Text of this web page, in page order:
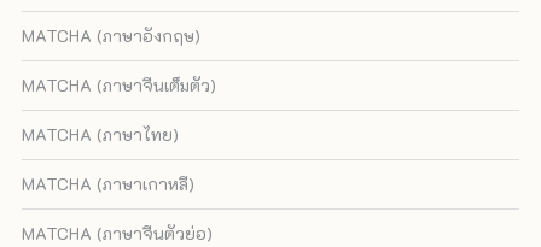
MATCHA (ภาษาอังกฤษ)
MATCHA (ภาษาจีนเต็มตัว)
MATCHA (ภาษาไทย)
MATCHA (ภาษาเกาหลี)
MATCHA (ภาษาจีนตัวย่อ)